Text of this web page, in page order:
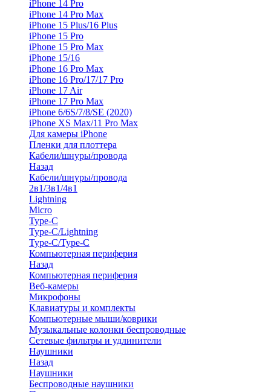
iPhone 14 Pro
iPhone 14 Pro Max
iPhone 15 Plus/16 Plus
iPhone 15 Pro
iPhone 15 Pro Max
iPhone 15/16
iPhone 16 Pro Max
iPhone 16 Pro/17/17 Pro
iPhone 17 Air
iPhone 17 Pro Max
iPhone 6/6S/7/8/SE (2020)
iPhone XS Max/11 Pro Max
Для камеры iPhone
Пленки для плоттера
Кабели/шнуры/провода
Назад
Кабели/шнуры/провода
2в1/3в1/4в1
Lightning
Micro
Type-C
Type-C/Lightning
Type-C/Type-C
Компьютерная периферия
Назад
Компьютерная периферия
Веб-камеры
Микрофоны
Клавиатуры и комплекты
Компьютерные мыши/коврики
Музыкальные колонки беспроводные
Сетевые фильтры и удлинители
Наушники
Назад
Наушники
Беспроводные наушники